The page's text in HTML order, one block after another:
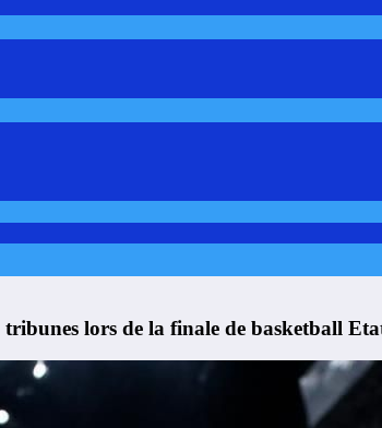
lors de la finale de basketball